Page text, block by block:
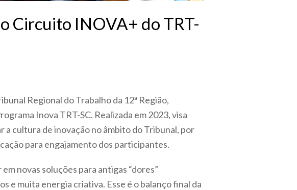
Circuito INOVA+ do TRT-
Regional do Trabalho da 12ª Região,
Inova TRT-SC. Realizada em 2023, visa
cultura de inovação no âmbito do Tribunal, por
para engajamento dos participantes.
novas soluções para antigas “dores”
e muita energia criativa. Esse é o balanço final da